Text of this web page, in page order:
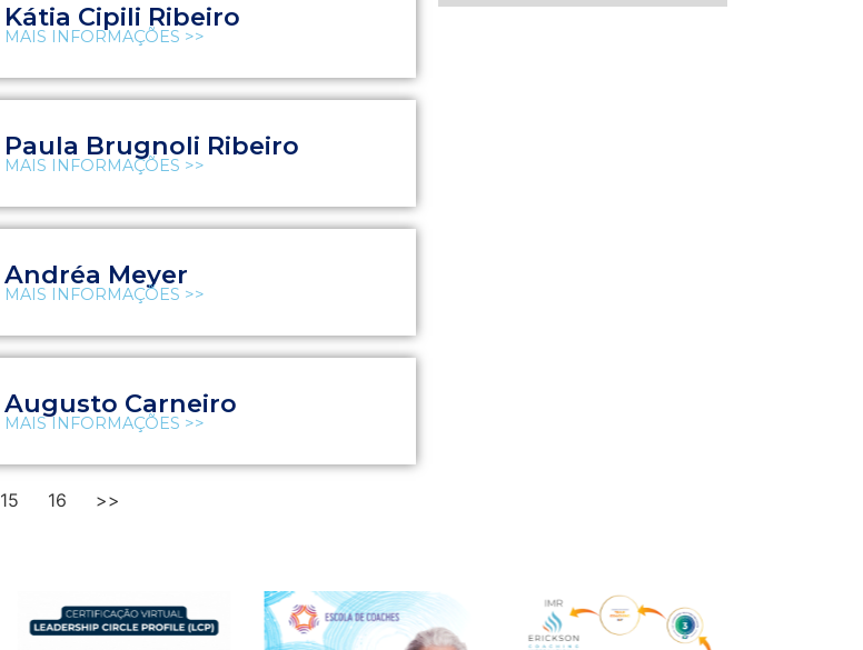
Kátia Cipili Ribeiro
MAIS INFORMAÇÕES >>
Paula Brugnoli Ribeiro
MAIS INFORMAÇÕES >>
Andréa Meyer
MAIS INFORMAÇÕES >>
Augusto Carneiro
MAIS INFORMAÇÕES >>
15 16 >>